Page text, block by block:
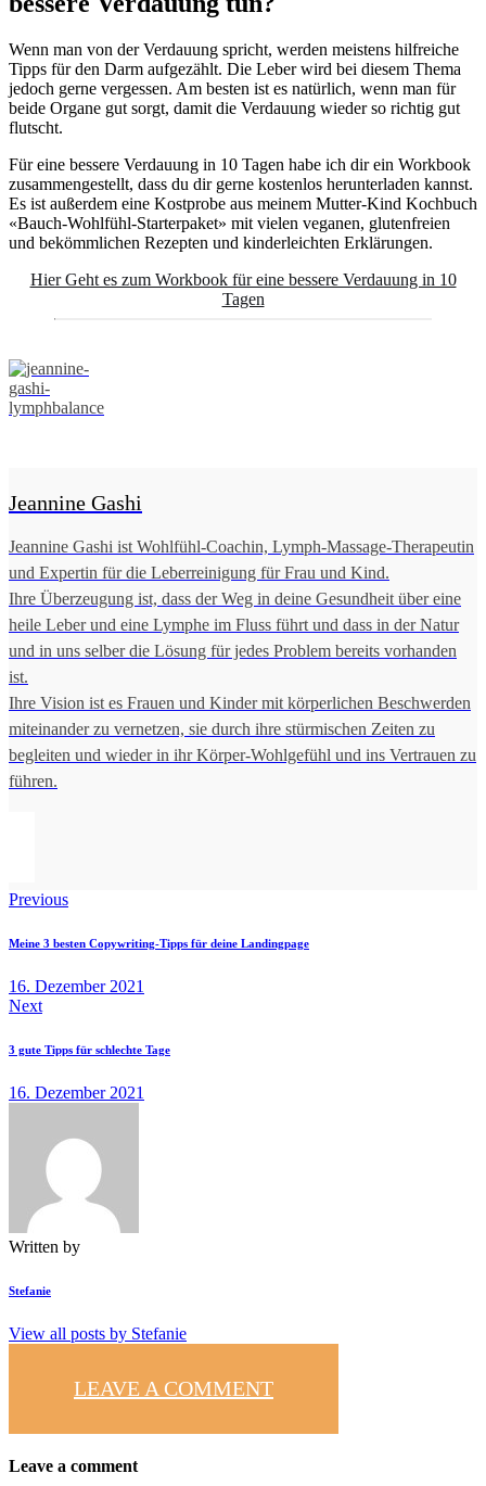
Wenn man von der Verdauung spricht, werden meistens hilfreiche
Tipps für den Darm aufgezählt. Die Leber wird bei diesem Thema
jedoch gerne vergessen. Am besten ist es natürlich, wenn man für
beide Organe gut sorgt, damit die Verdauung wieder so richtig gut
flutscht.
Für eine bessere Verdauung in 10 Tagen habe ich dir ein Workbook
zusammengestellt, dass du dir gerne kostenlos herunterladen kannst.
Es ist außerdem eine Kostprobe aus meinem Mutter-Kind Kochbuch
«Bauch-Wohlfühl-Starterpaket» mit vielen veganen, glutenfreien
und bekömmlichen Rezepten und kinderleichten Erklärungen.
Hier Geht es zum Workbook für eine bessere Verdauung in 10
Tagen
Jeannine Gashi
Jeannine Gashi ist Wohlfühl-Coachin, Lymph-Massage-Therapeutin
und Expertin für die Leberreinigung für Frau und Kind.
Ihre Überzeugung ist, dass der Weg in deine Gesundheit über eine
heile Leber und eine Lymphe im Fluss führt und dass in der Natur
und in uns selber die Lösung für jedes Problem bereits vorhanden
ist.
Ihre Vision ist es Frauen und Kinder mit körperlichen Beschwerden
miteinander zu vernetzen, sie durch ihre stürmischen Zeiten zu
begleiten und wieder in ihr Körper-Wohlgefühl und ins Vertrauen zu
führen.
Previous
Meine 3 besten Copywriting-Tipps für deine Landingpage
16. Dezember 2021
Next
3 gute Tipps für schlechte Tage
16. Dezember 2021
Written by
Stefanie
View all posts by Stefanie
LEAVE A COMMENT
Leave a comment